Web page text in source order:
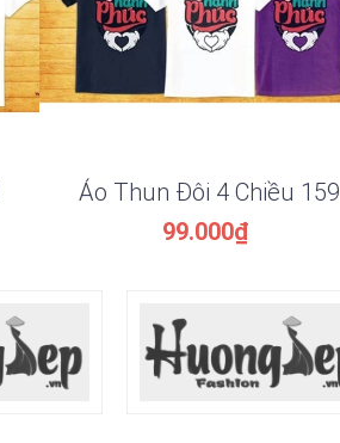
Áo Thun Đôi 4 Chiều 159
99.000₫